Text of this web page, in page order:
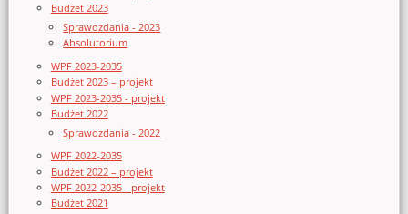
Budżet 2023
Sprawozdania - 2023
Absolutorium
WPF 2023-2035
Budżet 2023 – projekt
WPF 2023-2035 - projekt
Budżet 2022
Sprawozdania - 2022
WPF 2022-2035
Budżet 2022 – projekt
WPF 2022-2035 - projekt
Budżet 2021